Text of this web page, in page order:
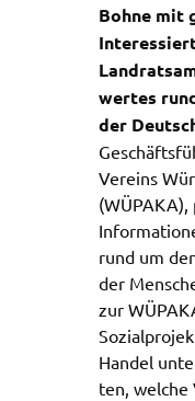
Bohne mit
wer­tes
der
Vereins
rund um
der
zur
Handel
ten,
_pk_ses
Name:
_pk_ses
Landratsamt
Zweck:
Kurzzeitiges
Besuchs zu
Cookie Laufzeit:
Session